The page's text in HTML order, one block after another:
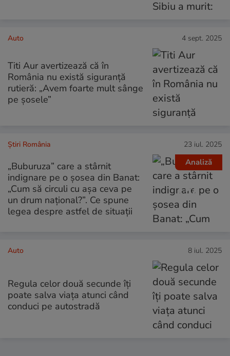
Auto 4 sept. 2025
Titi Aur avertizează că în
România nu există siguranţă
rutieră: „Avem foarte mult sânge
pe şosele”
Analiză
Știri România 23 iul. 2025
„Buburuza” care a stârnit
indignare pe o șosea din Banat:
„Cum să circuli cu așa ceva pe
un drum național?”. Ce spune
legea despre astfel de situații
Auto 8 iul. 2025
Regula celor două secunde îți
poate salva viața atunci când
conduci pe autostradă